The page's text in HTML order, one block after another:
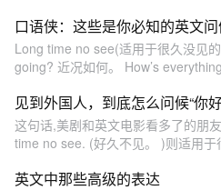
口语侠：这些是你必知的英文问
Long time no see(适用于很久没见
going? 近况如何。 How’s
见到外国人，到底怎么问候“你
这句话,美剧和英文电影看多了的朋
time no see. (好久不见。 )则适用于
英文中那些高级的表达